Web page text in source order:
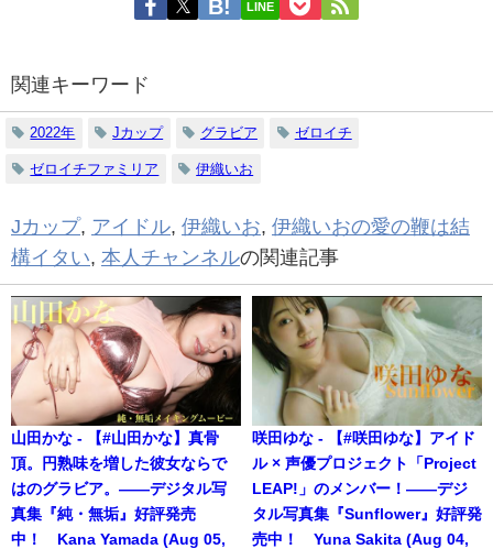
LINE
関連キーワード
2022年 Jカップ グラビア ゼロイチ
ゼロイチファミリア 伊織いお
Jカップ, アイドル, 伊織いお, 伊織いおの愛の鞭は結
構イタい, 本人チャンネルの関連記事
山田かな - 【#山田かな】真骨
頂。円熟味を増した彼女ならで
はのグラビア。――デジタル写
真集『純・無垢』好評発売
中！ Kana Yamada (Aug 05,
咲田ゆな - 【#咲田ゆな】アイド
ル × 声優プロジェクト「Project
LEAP!」のメンバー！――デジ
タル写真集『Sunflower』好評発
売中！ Yuna Sakita (Aug 04,